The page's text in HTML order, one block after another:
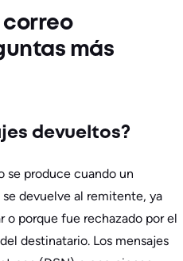
correo
más
devueltos?
se produce cuando un
devuelve al remitente, ya
o porque fue rechazado por el
destinatario. Los mensajes